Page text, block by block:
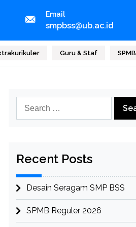
Email
smpbss@ub.ac.id
Guru & Staf SPMB
for:
Recent Posts
Desain Seragam SMP BSS
SPMB Reguler 2026